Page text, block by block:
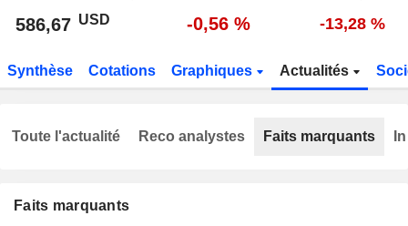
586,67 USD -0,56 % -13,28 %
Synthèse Cotations Graphiques Actualités
Faits marquants
Toute l'actualité Reco analystes Faits marquants